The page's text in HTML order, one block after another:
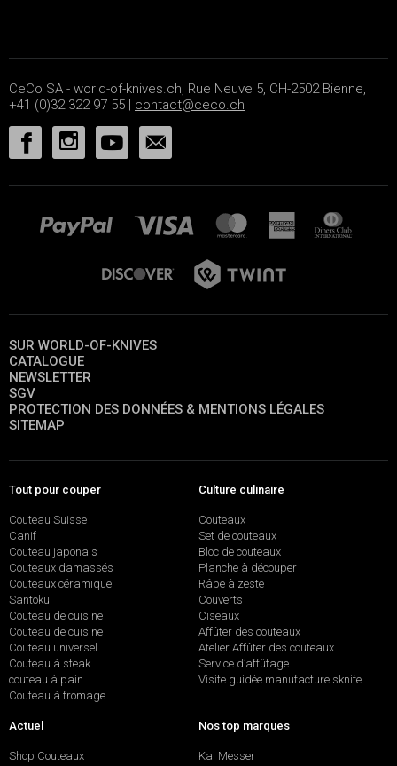
CeCo SA - world-of-knives.ch, Rue Neuve 5, CH-2502 Bienne,
+41 (0)32 322 97 55 | contact@ceco.ch
SUR WORLD-OF-KNIVES
CATALOGUE
NEWSLETTER
SGV
PROTECTION DES DONNÉES & MENTIONS LÉGALES
SITEMAP
Tout pour couper
Couteau Suisse
Canif
Couteau japonais
Couteaux damassés
Couteaux céramique
Santoku
Couteau de cuisine
Couteau de cuisine
Couteau universel
Couteau à steak
couteau à pain
Couteau à fromage
Culture culinaire
Couteaux
Set de couteaux
Bloc de couteaux
Planche à découper
Râpe à zeste
Couverts
Ciseaux
Affûter des couteaux
Atelier Affûter des couteaux
Service d’affûtage
Visite guidée manufacture sknife
Actuel
Shop Couteaux
Nos top marques
Kai Messer